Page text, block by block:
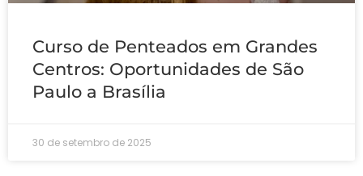
Curso de Penteados em Grandes
Centros: Oportunidades de São
Paulo a Brasília
30 de setembro de 2025